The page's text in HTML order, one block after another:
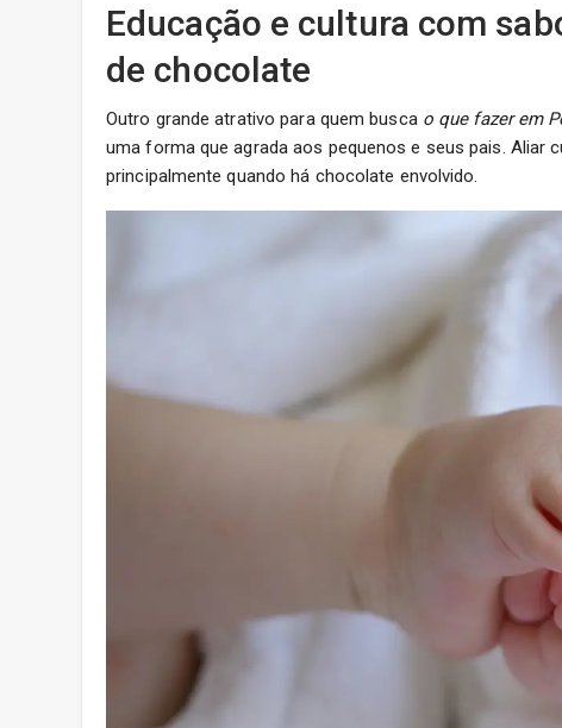
Educação e cultura com
de chocolate
Outro grande atrativo para quem busca o que fazer em
uma forma que agrada aos pequenos e seus pais.
principalmente quando há chocolate envolvido.